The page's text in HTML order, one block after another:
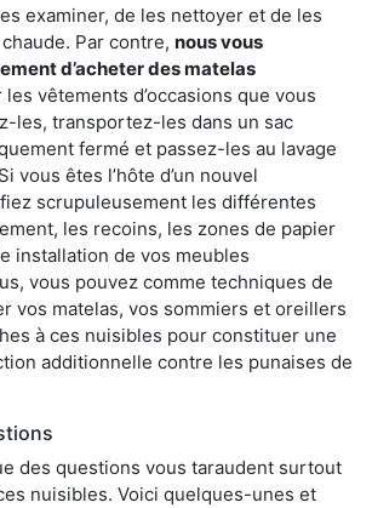
examiner, de les nettoyer et de les
Par contre, nous vous
d’acheter des matelas
les vêtements d’occasions que vous
les, transportez-les dans un sac
fermé et passez-les au lavage
vous êtes l’hôte d’un nouvel
scrupuleusement les différentes
les recoins, les zones de papier
installation de vos meubles
vous pouvez comme techniques de
vos matelas, vos sommiers et oreillers
à ces nuisibles pour constituer une
additionnelle contre les punaises de
des questions vous taraudent surtout
nuisibles. Voici quelques-unes et